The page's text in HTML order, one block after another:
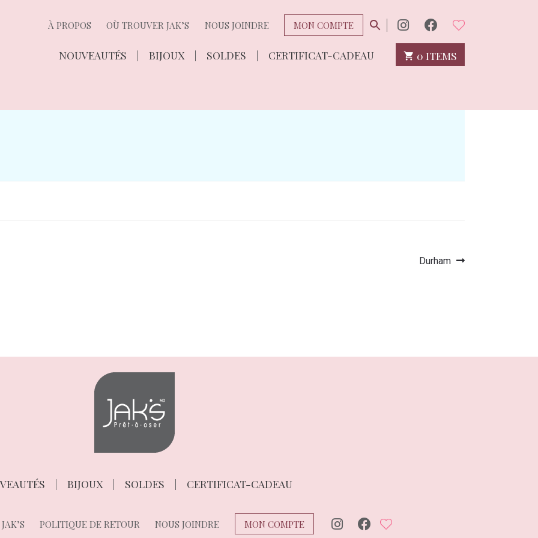
À PROPOS OÙ TROUVER JAK’S NOUS JOINDRE MON COMPTE
NOUVEAUTÉS BIJOUX SOLDES CERTIFICAT-CADEAU 0 ITEMS
Article
Durham
BIJOUX SOLDES CERTIFICAT-CADEAU
POLITIQUE DE RETOUR NOUS JOINDRE MON COMPTE